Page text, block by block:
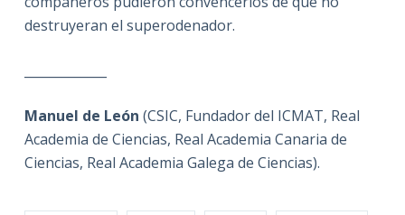
destruyeran el superodenador.
Manuel de León (CSIC, Fundador del ICMAT, Real
Academia de Ciencias, Real Academia Canaria de
Ciencias, Real Academia Galega de Ciencias).